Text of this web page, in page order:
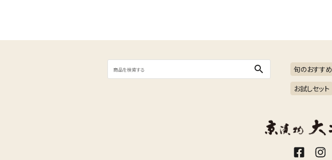
search 旬のおすすめ
お試しセット